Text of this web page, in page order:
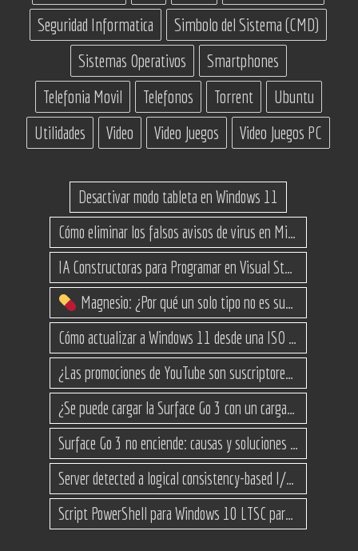
Seguridad Informatica
Simbolo del Sistema (CMD)
Sistemas Operativos
Smartphones
Telefonia Movil
Telefonos Torrent
Ubuntu
Utilidades
Video Video Juegos Video Juegos PC
Desactivar modo tableta en Windows 11
Cómo eliminar los falsos avisos de virus en Microsoft Edge
IA Constructoras para Programar en Visual Studio con C#
Magnesio: ¿Por qué un solo tipo no es suficiente? (Guía de variantes)
Cómo actualizar a Windows 11 desde una ISO en equipos no compatibles
¿Las promociones de YouTube son suscriptores reales o bots? Esta es la Verdad
¿Se puede cargar la Surface Go 3 con un cargador USB-C de teléfono?
Surface Go 3 no enciende: causas y soluciones paso a paso para que arranque
Server detected a logical consistency-based I/O error: incorrect pageid
Script PowerShell para Windows 10 LTSC para recuperar espacio